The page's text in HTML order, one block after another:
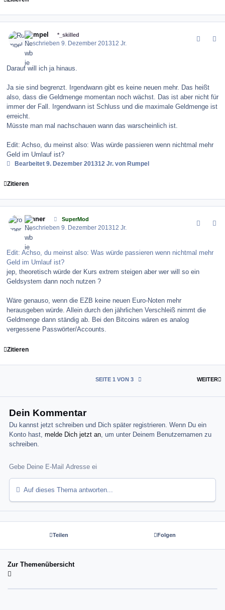
Rumpel *_skilled
Geschrieben9. Dezember 201312 Jr.
Darauf will ich ja hinaus.
Ja sie sind begrenzt. Irgendwann gibt es keine neuen mehr. Das heißt
also, dass die Geldmenge momentan noch wächst. Das ist aber nicht für
immer der Fall. Irgendwann ist Schluss und die maximale Geldmenge ist
erreicht.
Müsste man mal nachschauen wann das warscheinlich ist.
Edit: Achso, du meinst also: Was würde passieren wenn nichtmal mehr
Geld im Umlauf ist?
Bearbeitet9. Dezember 201312 Jr. von Rumpel
Zitieren
ronner SuperMod
Geschrieben9. Dezember 201312 Jr.
Edit: Achso, du meinst also: Was würde passieren wenn nichtmal mehr
Geld im Umlauf ist?
jep, theoretisch würde der Kurs extrem steigen aber wer will so ein
Geldsystem dann noch nutzen ?
Wäre genauso, wenn die EZB keine neuen Euro-Noten mehr
herausgeben würde. Allein durch den jährlichen Verschleiß nimmt die
Geldmenge dann ständig ab. Bei den Bitcoins wären es analog
vergessene Passwörter/Accounts.
Zitieren
WEITER
SEITE 1 VON 3
Dein Kommentar
Du kannst jetzt schreiben und Dich später registrieren. Wenn Du ein
Konto hast,melde Dich jetzt an , um unter Deinem Benutzernamen zu
schreiben.
Auf dieses Thema antworten...
Teilen Folgen
Zur Themenübersicht